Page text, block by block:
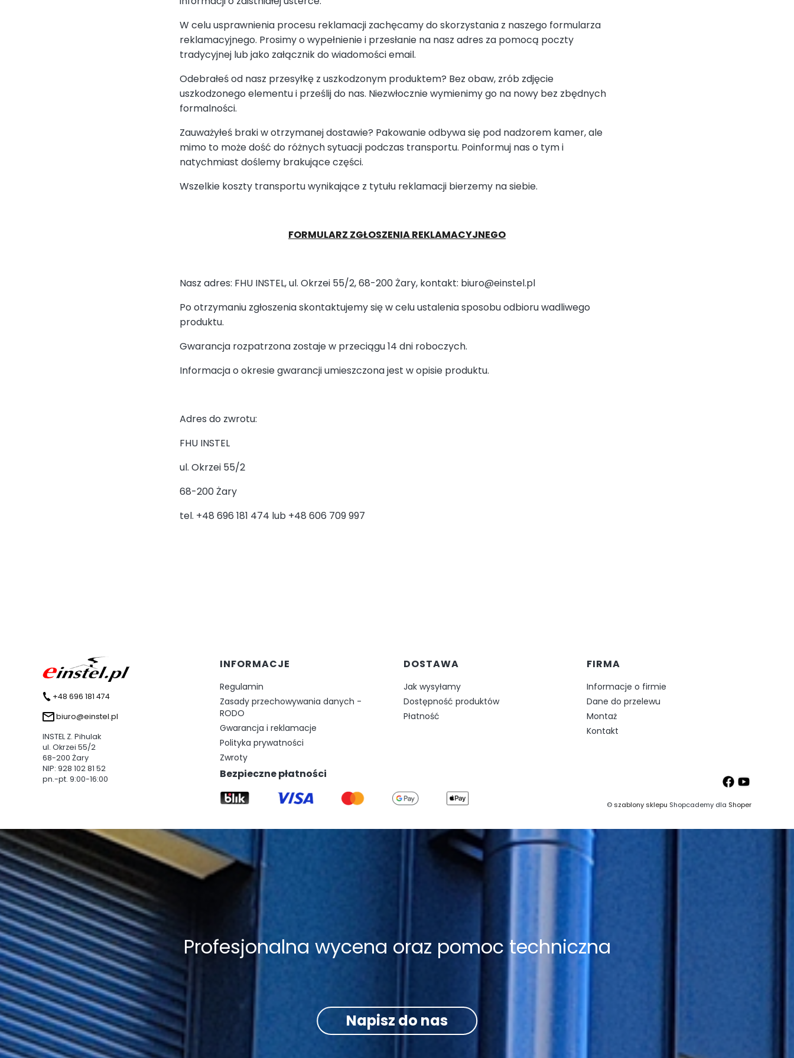
W celu usprawnienia procesu reklamacji zachęcamy do skorzystania z naszego formularza
reklamacyjnego. Prosimy o wypełnienie i przesłanie na nasz adres za pomocą poczty
tradycyjnej lub jako załącznik do wiadomości email.
Odebrałeś od nasz przesyłkę z uszkodzonym produktem? Bez obaw, zrób zdjęcie
uszkodzonego elementu i prześlij do nas. Niezwłocznie wymienimy go na nowy bez zbędnych
formalności.
Zauważyłeś braki w otrzymanej dostawie? Pakowanie odbywa się pod nadzorem kamer, ale
mimo to może dość do różnych sytuacji podczas transportu. Poinformuj nas o tym i
natychmiast doślemy brakujące części.
Wszelkie koszty transportu wynikające z tytułu reklamacji bierzemy na siebie.
FORMULARZ ZGŁOSZENIA REKLAMACYJNEGO
Nasz adres: FHU INSTEL, ul. Okrzei 55/2, 68-200 Żary, kontakt: biuro@einstel.pl
Po otrzymaniu zgłoszenia skontaktujemy się w celu ustalenia sposobu odbioru wadliwego
produktu.
Gwarancja rozpatrzona zostaje w przeciągu 14 dni roboczych.
Informacja o okresie gwarancji umieszczona jest w opisie produktu.
Adres do zwrotu:
FHU INSTEL
ul. Okrzei 55/2
68-200 Żary
tel. +48 696 181 474 lub +48 606 709 997
+48 696 181 474
biuro@einstel.pl
INSTEL Z. Pihulak
ul. Okrzei 55/2
68-200 Żary
NIP: 928 102 81 52
pn.-pt. 9:00-16:00
Linki w stopce
INFORMACJE
Regulamin
Zasady przechowywania danych -
RODO
Gwarancja i reklamacje
Polityka prywatności
Zwroty
DOSTAWA
Jak wysyłamy
Dostępność produktów
Płatność
FIRMA
Informacje o firmie
Dane do przelewu
Montaż
Kontakt
Bezpieczne płatności
©szablony sklepu Shopcademy dla Shoper
Profesjonalna wycena oraz pomoc techniczna
Napisz do nas